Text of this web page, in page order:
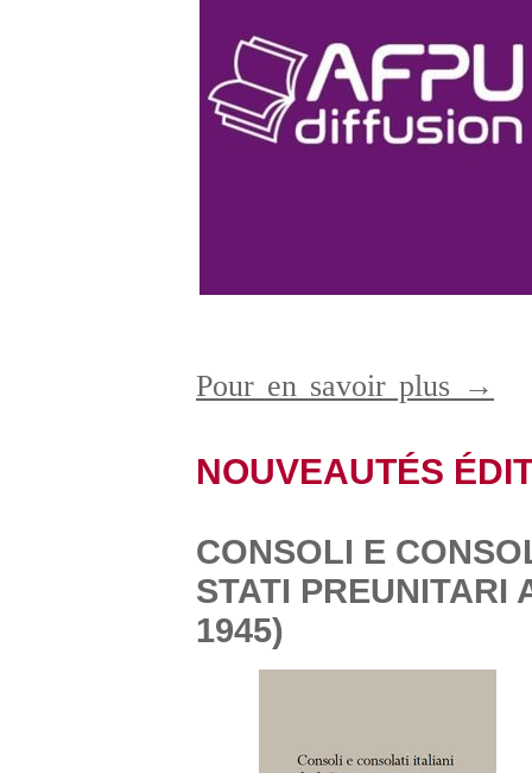
Pour en savoir plus →
NOUVEAUTÉS
CONSOLI E
STATI PREUNITARI
1945)